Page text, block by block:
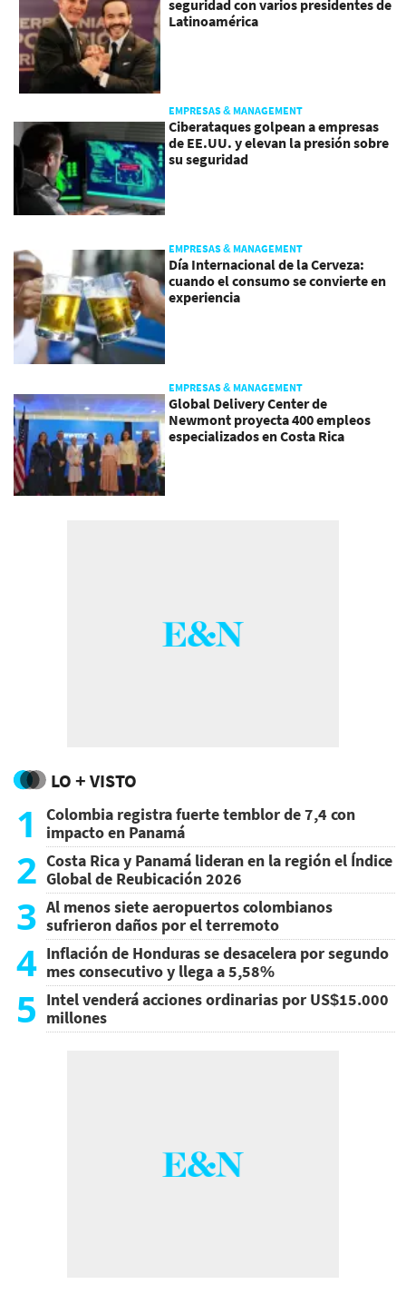
seguridad con varios presidentes de
Latinoamérica
EMPRESAS & MANAGEMENT
Ciberataques golpean a empresas
de EE.UU. y elevan la presión sobre
su seguridad
EMPRESAS & MANAGEMENT
Día Internacional de la Cerveza:
cuando el consumo se convierte en
experiencia
EMPRESAS & MANAGEMENT
Global Delivery Center de
Newmont proyecta 400 empleos
especializados en Costa Rica
LO + VISTO
1
Colombia registra fuerte temblor de 7,4 con
impacto en Panamá
2 Costa Rica y Panamá lideran en la región el Índice
Global de Reubicación 2026
3 Al menos siete aeropuertos colombianos
sufrieron daños por el terremoto
4 Inflación de Honduras se desacelera por segundo
mes consecutivo y llega a 5,58%
5 Intel venderá acciones ordinarias por US$15.000
millones